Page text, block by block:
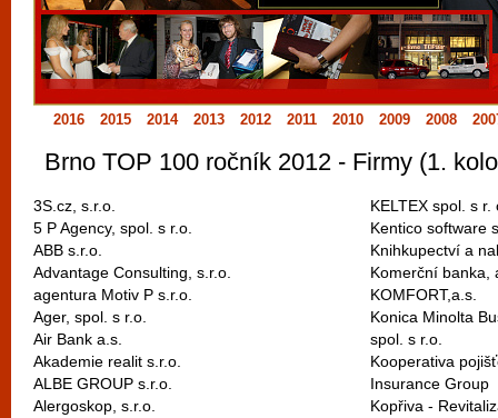
2016 2015 2014 2013 2012 2011 2010 2009 2008
Brno TOP 100 ročník 2012 - Firmy (1.
3S.cz, s.r.o.
5 P Agency, spol. s r.o.
ABB s.r.o.
Advantage Consulting, s.r.o.
agentura Motiv P s.r.o.
Ager, spol. s r.o.
Air Bank a.s.
Akademie realit s.r.o.
ALBE GROUP s.r.o.
Alergoskop, s.r.o.
KELTEX spol. s r.
Kentico software
Knihkupectví a
Komerční banka,
KOMFORT,a.s.
Konica Minolta
spol. s r.o.
Kooperativa
Insurance Group
Kopřiva -
Mimo jiné je ale také místem, kde si
vyzkoušet různé kasinové hry. V
metropoli naleznete širokou nabídku her
po moderní automaty jak pro pravidelné
příležitostné hráče. V...